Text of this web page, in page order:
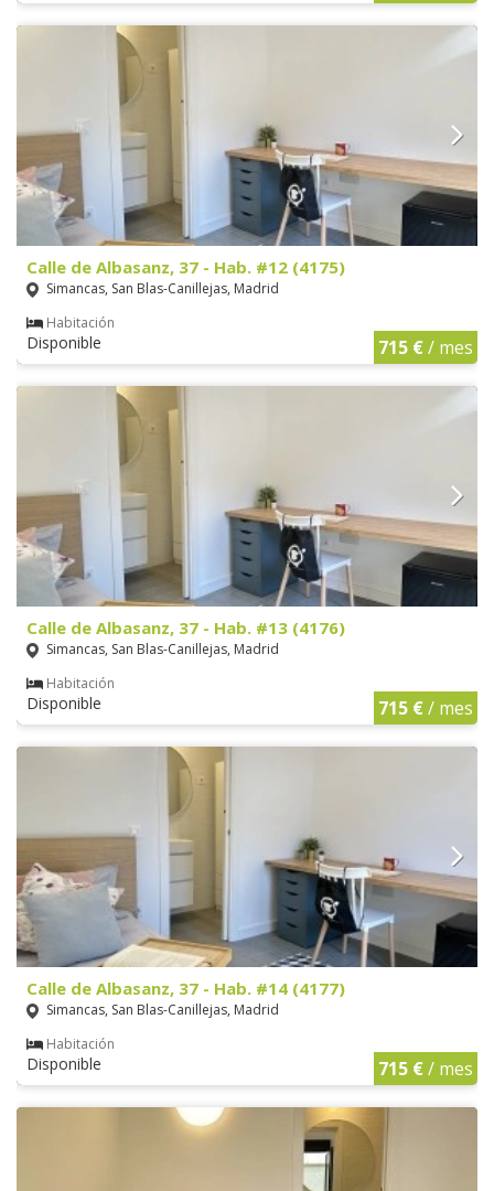
Calle de Albasanz, 37 - Hab. #12 (4175)
Simancas, San Blas-Canillejas, Madrid
Habitación
Disponible 715 €/ mes
Calle de Albasanz, 37 - Hab. #13 (4176)
Simancas, San Blas-Canillejas, Madrid
Habitación
Disponible 715 €/ mes
Calle de Albasanz, 37 - Hab. #14 (4177)
Simancas, San Blas-Canillejas, Madrid
Habitación
Disponible 715 €/ mes